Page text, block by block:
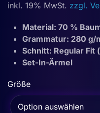
inkl. 19% MwSt. zzgl.
Material: 70 %
Grammatur: 280 g/
Schnitt: Regular Fit
Set-In-Ärmel
Größe